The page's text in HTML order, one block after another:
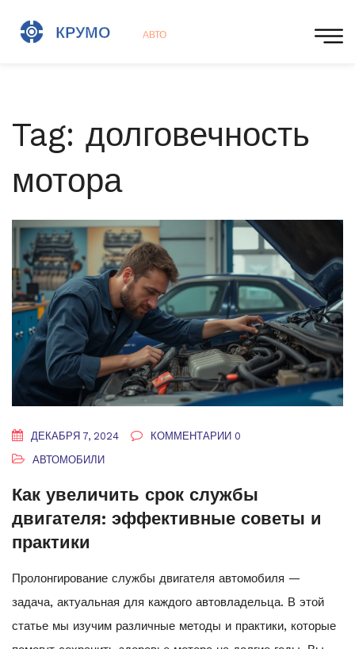
Tag: долговечность
мотора
ДЕКАБРЯ 7, 2024
КОММЕНТАРИИ 0
АВТОМОБИЛИ
Как увеличить срок службы
двигателя: эффективные советы и
практики
Пролонгирование службы двигателя автомобиля —
задача, актуальная для каждого автовладельца. В этой
статье мы изучим различные методы и практики, которые